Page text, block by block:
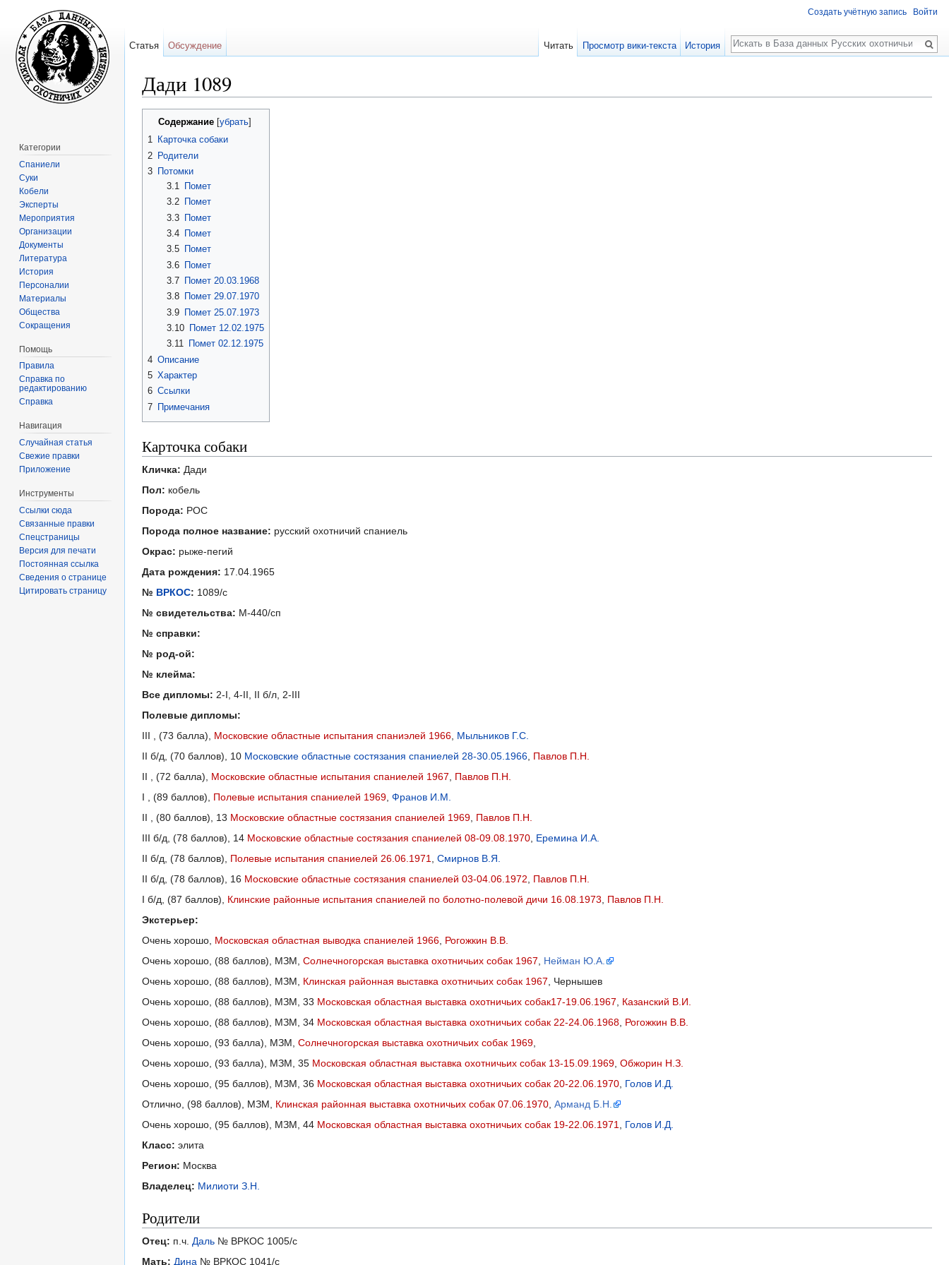
Дади 1089
Содержание[ убрать]
1 Карточка собаки
2 Родители
3 Потомки
3.1
Помет
3.2
Помет
3.3
Помет
3.4
Помет
3.5
Помет
3.6 Помет
3.7
Помет 20.03.1968
3.8
Помет 29.07.1970
3.9 Помет 25.07.1973
3.10
Помет 12.02.1975
3.11
Помет 02.12.1975
4 Описание
5 Характер
6 Ссылки
7 Примечания
Карточка собаки
Кличка: Дади
Пол: кобель
Порода: РОС
Порода полное название: русский охотничий спаниель
Окрас: рыже-пегий
Дата рождения: 17.04.1965
№ ВРКОС: 1089/с
№ свидетельства: М-440/сп
№ справки:
№ род-ой:
№ клейма:
Все дипломы: 2-I, 4-II, II б/л, 2-III
Полевые дипломы:
III , (73 балла), Московские областные испытания спаниэлей 1966, Мыльников Г.С.
II б/д, (70 баллов), 10 Московские областные состязания спаниелей 28-30.05.1966, Павлов П.Н.
II , (72 балла), Московские областные испытания спаниелей 1967, Павлов П.Н.
I , (89 баллов), Полевые испытания спаниелей 1969, Франов И.М.
II , (80 баллов), 13 Московские областные состязания спаниелей 1969, Павлов П.Н.
III б/д, (78 баллов), 14 Московские областные состязания спаниелей 08-09.08.1970, Еремина И.А.
II б/д, (78 баллов), Полевые испытания спаниелей 26.06.1971, Смирнов В.Я.
II б/д, (78 баллов), 16 Московские областные состязания спаниелей 03-04.06.1972, Павлов П.Н.
I б/д, (87 баллов), Клинские районные испытания спаниелей по болотно-полевой дичи 16.08.1973, Павлов П.Н.
Экстерьер:
Очень хорошо, Московская областная выводка спаниелей 1966, Рогожкин В.В.
Очень хорошо, (88 баллов), МЗМ, Солнечногорская выставка охотничьих собак 1967, Нейман Ю.А.
Очень хорошо, (88 баллов), МЗМ, Клинская районная выставка охотничьих собак 1967, Чернышев
Очень хорошо, (88 баллов), МЗМ, 33 Московская областная выставка охотничьих собак17-19.06.1967, Казанский В.И.
Очень хорошо, (88 баллов), МЗМ, 34 Московская областная выставка охотничьих собак 22-24.06.1968, Рогожкин В.В.
Очень хорошо, (93 балла), МЗМ, Солнечногорская выставка охотничьих собак 1969,
Очень хорошо, (93 балла), МЗМ, 35 Московская областная выставка охотничьих собак 13-15.09.1969, Обжорин Н.З.
Очень хорошо, (95 баллов), МЗМ, 36 Московская областная выставка охотничьих собак 20-22.06.1970, Голов И.Д.
Отлично, (98 баллов), МЗМ, Клинская районная выставка охотничьих собак 07.06.1970, Арманд Б.Н.
Очень хорошо, (95 баллов), МЗМ, 44 Московская областная выставка охотничьих собак 19-22.06.1971, Голов И.Д.
Класс: элита
Регион: Москва
Владелец: Милиоти З.Н.
Родители
Отец: п.ч. Даль № ВРКОС 1005/с
Мать: Дина № ВРКОС 1041/с
Создать учётную запись Войти
Статья Обсуждение Читать Просмотр вики-текста История
Поиск
Категории
Спаниели
Суки
Кобели
Эксперты
Мероприятия
Организации
Документы
Литература
История
Персоналии
Материалы
Общества
Сокращения
Помощь
Правила
Справка по
редактированию
Справка
Навигация
Случайная статья
Свежие правки
Приложение
Инструменты
Ссылки сюда
Связанные правки
Спецстраницы
Версия для печати
Постоянная ссылка
Сведения о странице
Цитировать страницу